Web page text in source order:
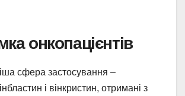
онкопацієнтів
сфера застосування –
і вінкристин, отримані з